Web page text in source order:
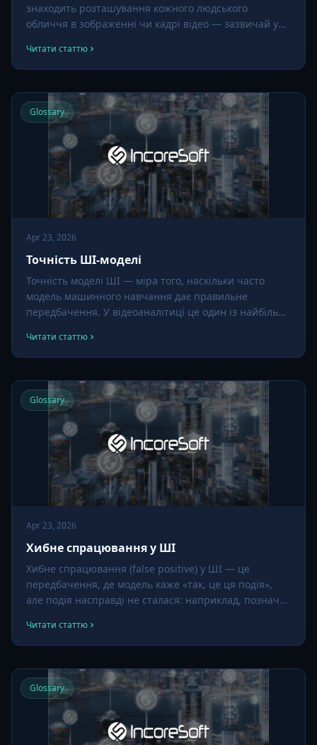
знаходить розташування кожного людського
обличчя в зображенні чи кадрі відео — зазвичай у
кожному конвеєрі розпізнавання облич, оцінки віку
чи аналізу обличчя.
Читати статтю
Glossary
Apr 23, 2026
Точність ШІ-моделі
Точність моделі ШІ — міра того, наскільки часто
модель машинного навчання дає правильне
передбачення. У відеоаналітиці це один із найбільш
показників — 99% на слайді означає дуже різне у
різних розгортаннях.
Читати статтю
Glossary
Apr 23, 2026
Хибне спрацювання у ШІ
Хибне спрацювання (false positive) у ШІ — це
передбачення, де модель каже «так, це ця подія»,
але подія насправді не сталася: наприклад, позначає
парасолька. Керування хибними спрацюваннями —
одна з найважливіших практичних проблем у
Читати статтю
Glossary